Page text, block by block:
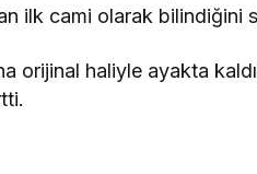
ilk cami olarak bilindiğini
orijinal haliyle ayakta